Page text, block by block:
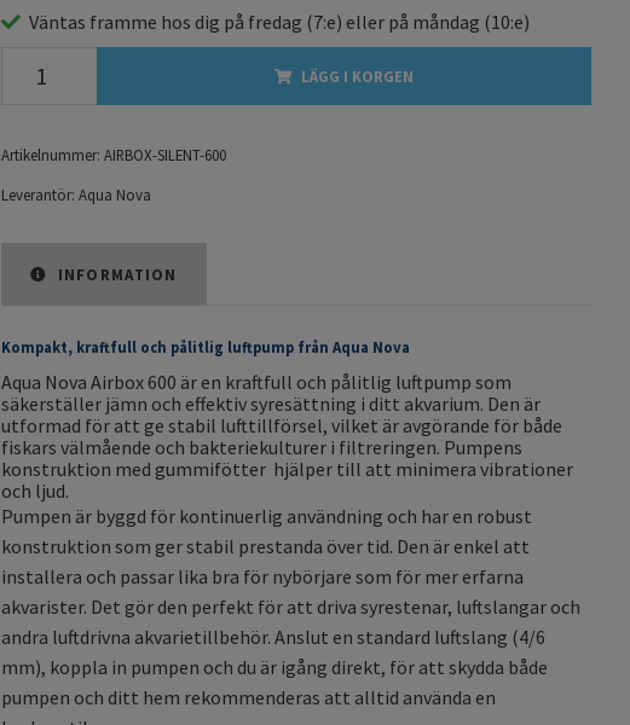
Väntas framme hos dig på fredag (7:e) eller på måndag (10:e)
LÄGG I KORGEN
Artikelnummer: AIRBOX-SILENT-600
Leverantör: Aqua Nova
INFORMATION
Kompakt, kraftfull och pålitlig luftpump från Aqua Nova
Aqua Nova Airbox 600 är en kraftfull och pålitlig luftpump som
säkerställer jämn och effektiv syresättning i ditt akvarium. Den är
utformad för att ge stabil lufttillförsel, vilket är avgörande för både
fiskars välmående och bakteriekulturer i filtreringen. Pumpens
konstruktion med gummifötter hjälper till att minimera vibrationer
och ljud.
Pumpen är byggd för kontinuerlig användning och har en robust
konstruktion som ger stabil prestanda över tid. Den är enkel att
installera och passar lika bra för nybörjare som för mer erfarna
akvarister. Det gör den perfekt för att driva syrestenar, luftslangar och
andra luftdrivna akvarietillbehör. Anslut en standard luftslang (4/6
mm), koppla in pumpen och du är igång direkt, för att skydda både
pumpen och ditt hem rekommenderas att alltid använda en